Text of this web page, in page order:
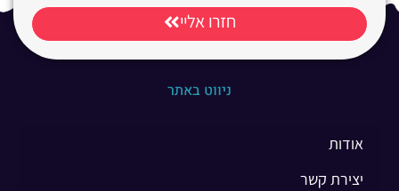
חזרו אליי
ניווט באתר
אודות
יצירת קשר